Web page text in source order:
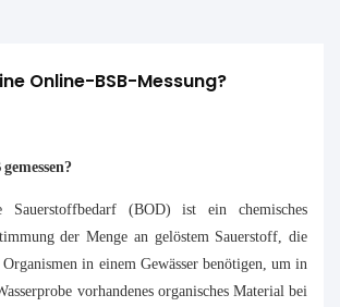
Online-BSB-Messung?
Sauerstoffbedarf (BOD) ist ein chemisches
der Menge an gelöstem Sauerstoff, die
in einem Gewässer benötigen, um in
vorhandenes organisches Material bei